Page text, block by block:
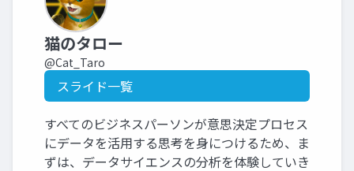
猫のタロー
@Cat_Taro
スライド一覧
すべてのビジネスパーソンが意思決定プロセス
にデータを活用する思考を身につけるため、ま
ずは、データサイエンスの分析を体験していき